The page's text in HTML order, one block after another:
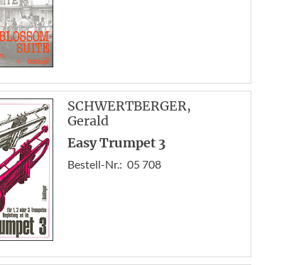
SCHWERTBERGER,
Gerald
Easy Trumpet 3
Bestell-Nr.: 05 708